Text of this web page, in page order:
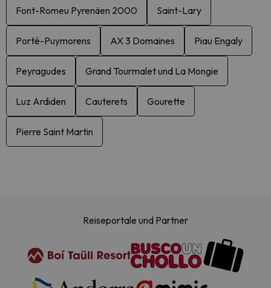
Font-Romeu Pyrenäen 2000 Saint-Lary
Porté-Puymorens AX 3 Domaines Piau Engaly
Peyragudes Grand Tourmalet und La Mongie
Luz Ardiden Cauterets Gourette
Pierre Saint Martin
Reiseportale und Partner